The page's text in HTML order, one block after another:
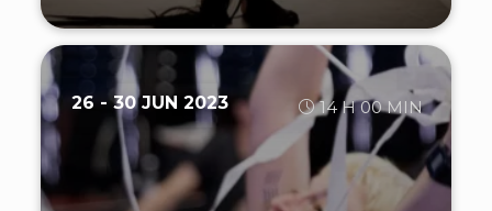
26 - 30 JUN 2023 14 H 00 MIN